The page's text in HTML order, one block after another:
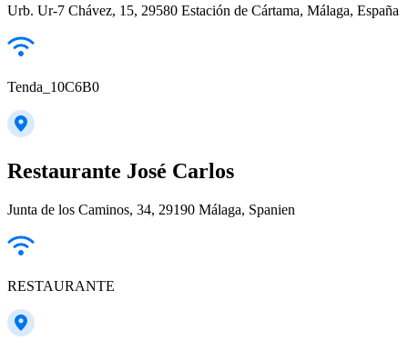
Urb. Ur-7 Chávez, 15, 29580 Estación de Cártama, Málaga, España
Tenda_10C6B0
Restaurante José Carlos
Junta de los Caminos, 34, 29190 Málaga, Spanien
RESTAURANTE